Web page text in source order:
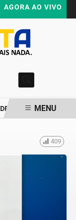
AGORA AO VIVO
RAISSA SOARES E
MENU
409